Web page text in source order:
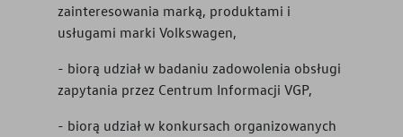
zainteresowania marką, produktami i
usługami marki Volkswagen,
- biorą udział w badaniu zadowolenia obsługi
zapytania przez Centrum Informacji VGP,
- biorą udział w konkursach organizowanych